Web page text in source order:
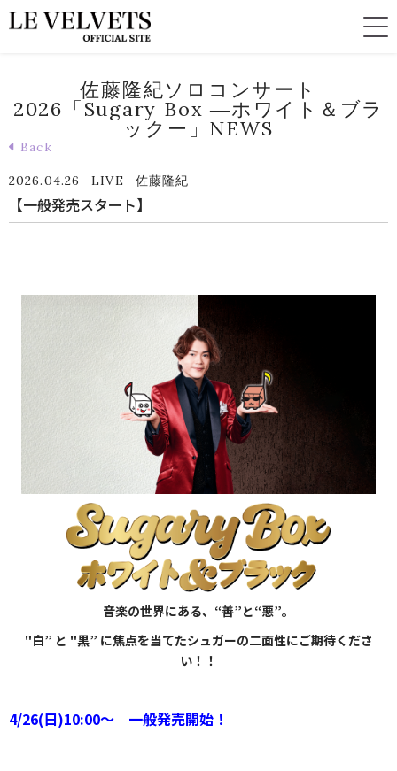
佐藤隆紀ソロコンサート
2026「Sugary Box ―ホワイト＆ブラ
ックー」NEWS
Back
2026.04.26 LIVE 佐藤隆紀
【一般発売スタート】
音楽の世界にある、“善”と“悪”。
"白” と "黒” に焦点を当てたシュガーの二面性にご期待くださ
い！！
4/26(日)10:00～ 一般発売開始！